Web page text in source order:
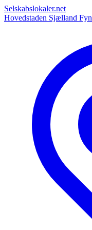
Selskabslokaler.net
Hovedstaden Sjælland Fyn